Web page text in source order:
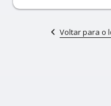
Voltar para o